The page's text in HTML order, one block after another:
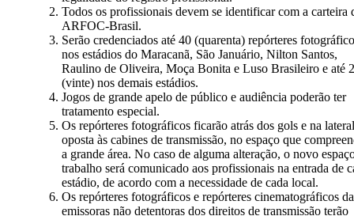
Todos os profissionais devem se identificar com a carteira
ARFOC-Brasil.
Serão credenciados até 40 (quarenta) repórteres
nos estádios do Maracanã, São Januário, Nilton Santos,
Raulino de Oliveira, Moça Bonita e Luso Brasileiro e até
(vinte) nos demais estádios.
Jogos de grande apelo de público e audiência poderão ter
tratamento especial.
Os repórteres fotográficos ficarão atrás dos gols e na lateral
oposta às cabines de transmissão, no espaço que
a grande área. No caso de alguma alteração, o novo
trabalho será comunicado aos profissionais na entrada de
estádio, de acordo com a necessidade de cada local.
Os repórteres fotográficos e repórteres cinematográficos
emissoras não detentoras dos direitos de transmissão terão